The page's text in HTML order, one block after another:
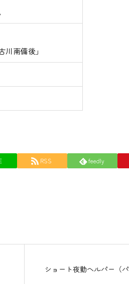
南備後」
RSS feedly
ショート夜勤ヘルパー（